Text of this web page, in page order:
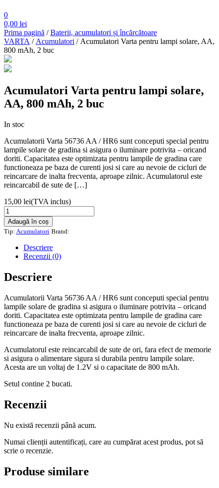
0
0,00 lei
Prima pagină /Baterii, acumulatori și încărcătoare
VARTA /Acumulatori / Acumulatori Varta pentru lampi solare, AA,
800 mAh, 2 buc
Acumulatori Varta pentru lampi solare,
AA, 800 mAh, 2 buc
In stoc
Acumulatorii Varta 56736 AA / HR6 sunt conceputi special pentru
lampile solare de gradina si asigura o iluminare potrivita – oricand
doriti. Capacitatea este optimizata pentru lampile de gradina care
functioneaza pe baza de curenti josi si care au nevoie de cicluri de
reincarcare de inalta frecventa, aproape zilnic. Acumulatorul este
reincarcabil de sute de […]
15,00 lei(TVA inclus)
Cantitate
Acumulatori
Varta
pentru
lampi
solare,
800
mAh,
buc
Adaugă în coș
Tip: Acumulatori Brand:
Descriere
Recenzii (0)
Descriere
Acumulatorii Varta 56736 AA / HR6 sunt conceputi special pentru
lampile solare de gradina si asigura o iluminare potrivita – oricand
doriti. Capacitatea este optimizata pentru lampile de gradina care
functioneaza pe baza de curenti josi si care au nevoie de cicluri de
reincarcare de inalta frecventa, aproape zilnic.
Acumulatorul este reincarcabil de sute de ori, fara efect de memorie
si asigura o alimentare sigura si durabila pentru lampile solare.
Acesta are un voltaj de 1.2V si o capacitate de 800 mAh.
Setul contine 2 bucati.
Recenzii
Nu există recenzii până acum.
Numai clienții autentificați, care au cumpărat acest produs, pot să
scrie o recenzie.
Produse similare